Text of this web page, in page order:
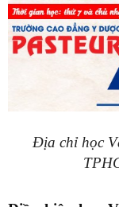
Địa chỉ học